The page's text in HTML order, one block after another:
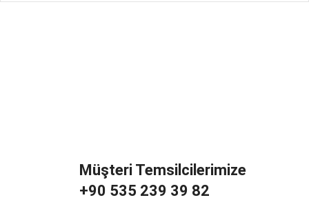
Müşteri Temsilcilerimize
+90 535 239 39 82